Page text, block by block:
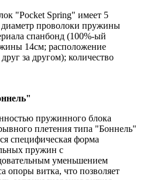
"Pocket Spring" имеет 5
диаметр проволоки пружины
спанбонд (100%-ый
14см; расположение
за другом); количество
пружинного блока
плетения типа "Боннель"
специфическая форма
пружин с
уменьшением
опоры витка, что позволяет